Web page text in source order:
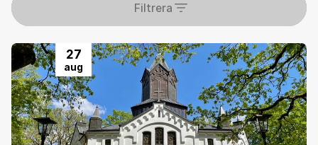
Filtrera
27
aug